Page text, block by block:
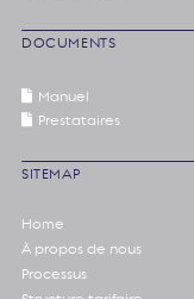
DOCUMENTS
Manuel
Prestataires
SITEMAP
Home
À propos de nous
Processus